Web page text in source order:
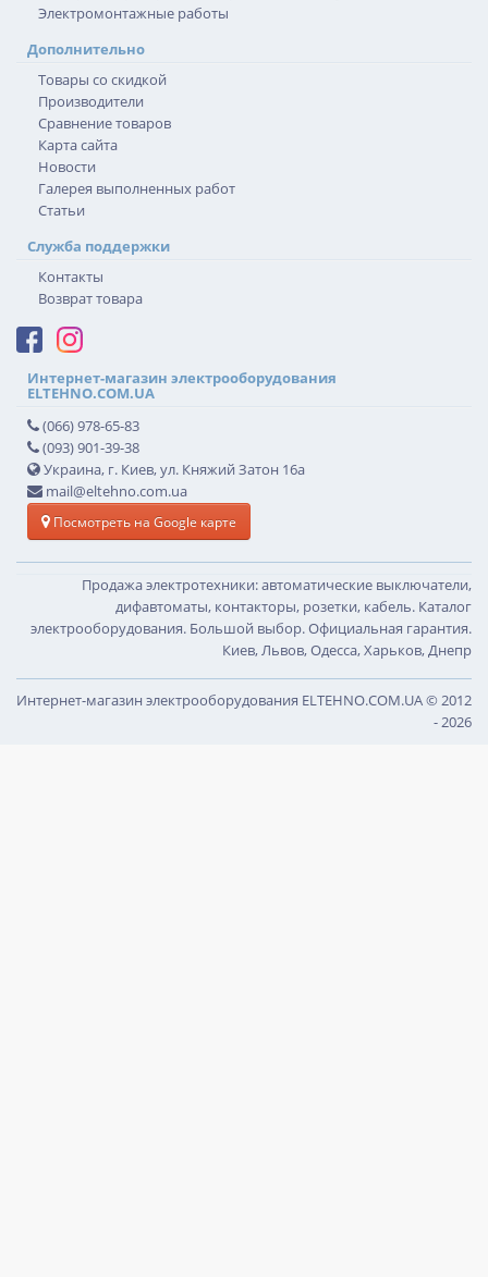
Электромонтажные работы
Дополнительно
Товары со скидкой
Производители
Сравнение товаров
Карта сайта
Новости
Галерея выполненных работ
Статьи
Служба поддержки
Контакты
Возврат товара
Интернет-магазин электрооборудования
ELTEHNO.COM.UA
(066) 978-65-83
(093) 901-39-38
Украина, г. Киев, ул. Княжий Затон 16а
mail@eltehno.com.ua
Посмотреть на Google карте
Продажа электротехники: автоматические выключатели,
дифавтоматы, контакторы, розетки, кабель. Каталог
электрооборудования. Большой выбор. Официальная гарантия.
Киев, Львов, Одесса, Харьков, Днепр
Интернет-магазин электрооборудования ELTEHNO.COM.UA © 2012
- 2026